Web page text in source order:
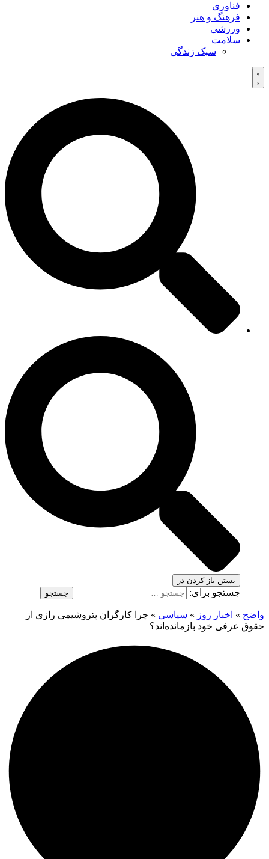
فناوری
فرهنگ و هنر
ورزشی
سلامت
سبک زندگی
بستن باز کردن در
جستجو برای:
واضح » اخبار روز » سیاسی » چرا کارگران پتروشیمی رازی از
حقوق عرفی خود بازمانده‌اند؟